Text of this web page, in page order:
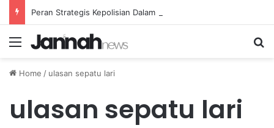
Menu
Home / ulasan sepatu lari
ulasan sepatu lari